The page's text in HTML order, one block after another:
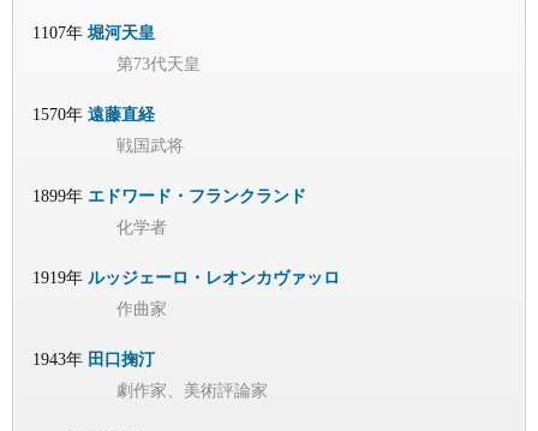
1107年 堀河天皇
第73代天皇
1570年 遠藤直経
戦国武将
1899年 エドワード・フランクランド
化学者
1919年 ルッジェーロ・レオンカヴァッロ
作曲家
1943年 田口掬汀
劇作家、美術評論家